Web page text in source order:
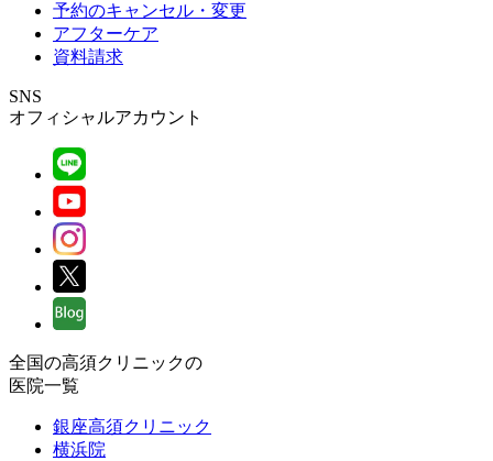
予約のキャンセル・変更
アフターケア
資料請求
SNS
オフィシャルアカウント
全国の高須クリニックの
医院一覧
銀座高須クリニック
横浜院